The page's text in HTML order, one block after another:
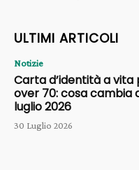
ULTIMI ARTICOLI
Notizie
Carta d’identità a vita
over 70: cosa cambia
luglio 2026
30 Luglio 2026